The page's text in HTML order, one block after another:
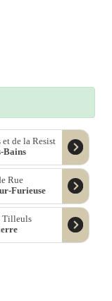
de la Resist
Bains
Rue
Furieuse
Tilleuls